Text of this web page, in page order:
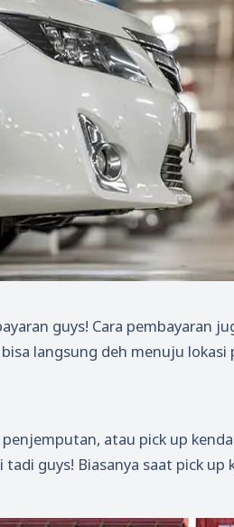
guys! Cara pembayaran
langsung deh menuju lokasi
atau pick up
guys! Biasanya saat pick